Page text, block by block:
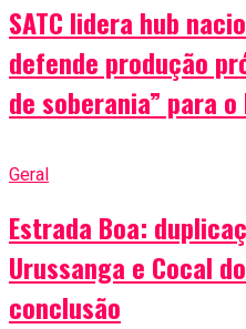
SATC lidera hub
defende produção
de soberania” para
Geral
Estrada Boa:
Urussanga e Cocal
conclusão